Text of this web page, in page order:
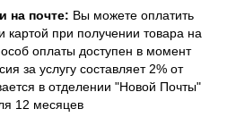
на почте: Вы можете оплатить
картой при получении товара на
оплаты доступен в момент
за услугу составляет 2% от
в отделении "Новой Почты"
12 месяцев